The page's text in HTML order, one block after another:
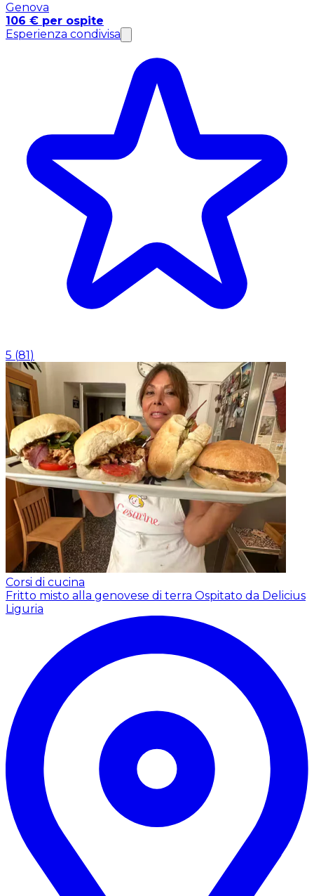
Genova
106 € per ospite
Esperienza condivisa
5 (81 )
Corsi di cucina
Fritto misto alla genovese di terra Ospitato da Delicius
Liguria